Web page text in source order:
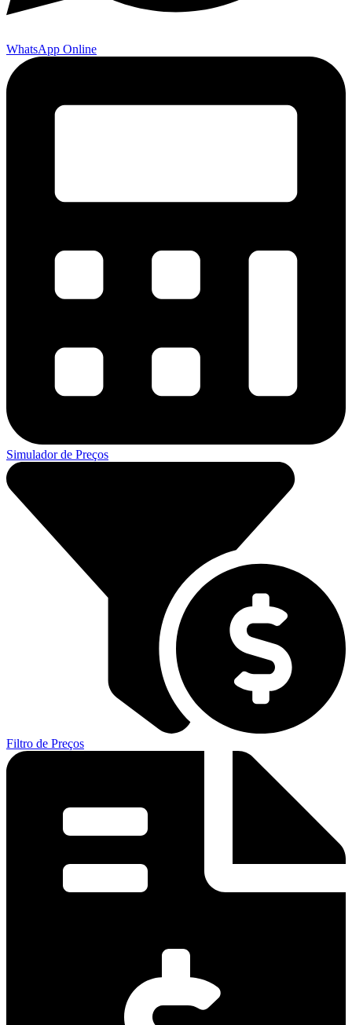
WhatsApp Online
Simulador de Preços
Filtro de Preços